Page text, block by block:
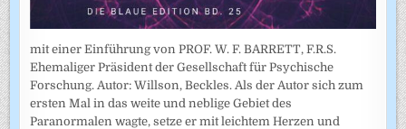
mit einer Einführung von PROF. W. F. BARRETT, F.R.S.
Ehemaliger Präsident der Gesellschaft für Psychische
Forschung. Autor: Willson, Beckles. Als der Autor sich zum
ersten Mal in das weite und neblige Gebiet des
Paranormalen wagte, setze er mit leichtem Herzen und